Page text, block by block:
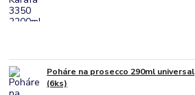
Poháre na prosecco 290ml universal
(6ks)